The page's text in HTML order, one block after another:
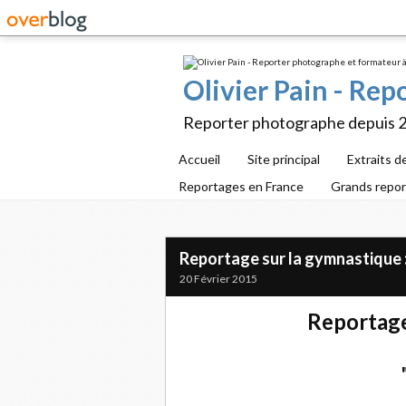
Olivier Pain -
Reporter photographe depuis
Accueil Site principal
Extraits
Reportages en France
Grands
Reportage sur la gymnastique
20 Février 2015